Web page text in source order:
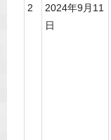
2
2024年9月11
日